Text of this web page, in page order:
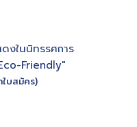
งในนิทรรศการ
Friendly"
ใบสมัคร)